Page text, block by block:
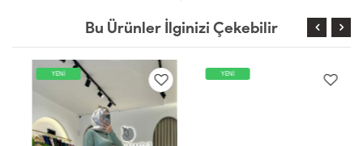
Bu Ürünler İlginizi Çekebilir
YENİ YENİ